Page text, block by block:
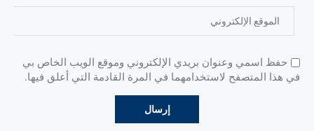
حفظ اسمي وعنوان بريدي الإلكتروني وموقع الويب الخاص بي
في هذا المتصفح لاستخدامهما في المرة القادمة التي أعلق فيها.